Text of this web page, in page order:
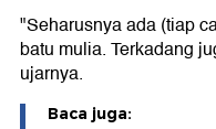
"Seharusnya ada (tiap
batu mulia. Terkadang
ujarnya.
Baca juga: